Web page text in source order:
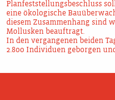
Planfeststellungsbeschluss
eine ökologische
diesem Zusammenhang sind
Mollusken beauftragt.
In den vergangenen beiden
2.8oo Individuen geborgen